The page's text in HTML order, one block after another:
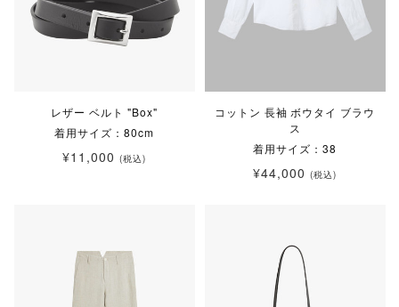
レザー ベルト "Box"
着用サイズ：80cm
¥11,000 (税込)
コットン 長袖 ボウタイ ブラウ
ス
着用サイズ：38
¥44,000 (税込)